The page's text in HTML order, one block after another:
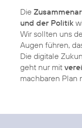
Die
und der Politik
Wir sollten uns
Augen führen,
Die digitale
geht nur mit
machbaren Plan